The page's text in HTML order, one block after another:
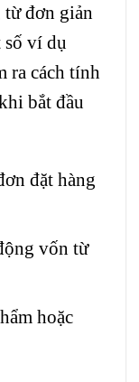
từ đơn giản
số ví dụ
ra cách tính
bắt đầu
đặt hàng
vốn từ
hoặc